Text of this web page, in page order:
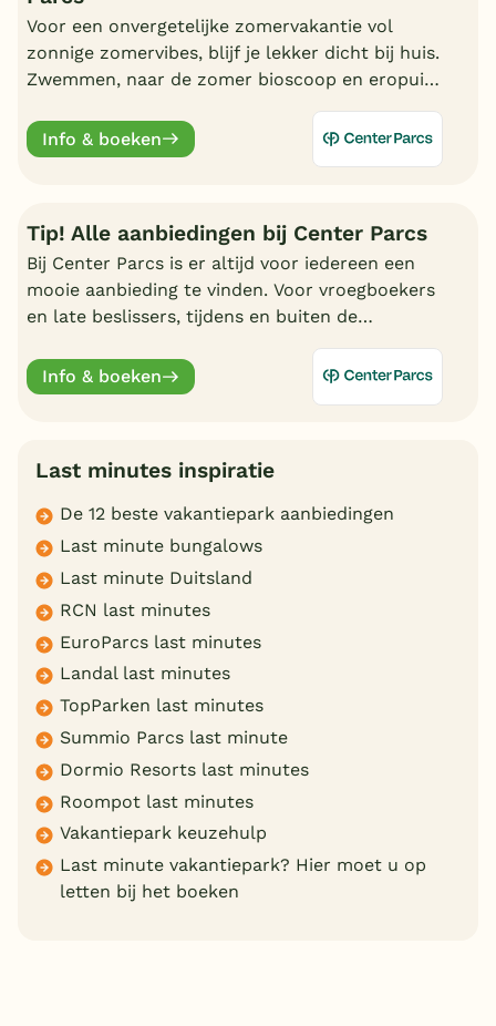
Voor een onvergetelijke zomervakantie vol
zonnige zomervibes, blijf je lekker dicht bij huis.
Zwemmen, naar de zomer bioscoop en eropuit.
Center Parcs.
Info & boeken
Tip! Alle aanbiedingen bij Center Parcs
Bij Center Parcs is er altijd voor iedereen een
mooie aanbieding te vinden. Voor vroegboekers
en late beslissers, tijdens en buiten de
aanbiedingen.
Info & boeken
Last minutes inspiratie
De 12 beste vakantiepark aanbiedingen
Last minute bungalows
Last minute Duitsland
RCN last minutes
EuroParcs last minutes
Landal last minutes
TopParken last minutes
Summio Parcs last minute
Dormio Resorts last minutes
Roompot last minutes
Vakantiepark keuzehulp
Last minute vakantiepark? Hier moet u op
letten bij het boeken